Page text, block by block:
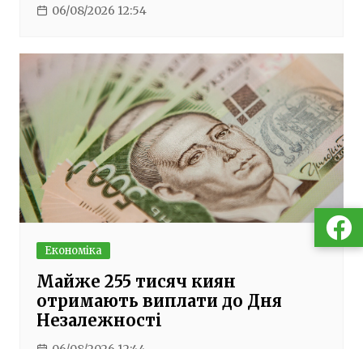
06/08/2026 12:54
Економіка
Майже 255 тисяч киян
отримають виплати до Дня
Незалежності